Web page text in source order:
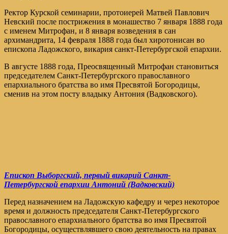
Ректор Курской семинарии, протоиерей Матвей Павлович
Невский после пострижения в монашество 7 января 1888 года
с именем Митрофан, и 8 января возведения в сан
архимандрита, 14 февраля 1888 года был хиротонисан во
епископа Ладожского, викария санкт-Петербургской епархии.
В августе 1888 года, Преосвященный Митрофан становиться
председателем Санкт-Петербургского православного
епархиального братства во имя Пресвятой Богородицы,
сменив на этом посту владыку Антония (Вадковского).
Епископ Выборгский, первый викарий Санкт-
Петербургской епархии Антоний (Вадковский)
Перед назначением на Ладожскую кафедру и через некоторое
время и должность председателя Санкт-Петербургского
православного епархиального братства во имя Пресвятой
Богородицы, осуществлявшего свою деятельность на правах